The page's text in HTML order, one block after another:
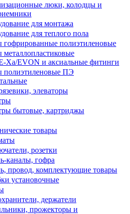
люки, колодцы и
для монтажа
для теплого пола
гофрированные полиэтиленовые
металлопластиковые
Xa/EVON и аксиальные фитинги
полиэтиленовые ПЭ
элеваторы
бытовые, картриджы
товары
розетки
каналы, гофра
провод, комплектующие товары
установочные
держатели
прожекторы и